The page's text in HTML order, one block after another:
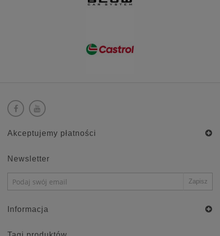
Akceptujemy płatności
Newsletter
Informacja